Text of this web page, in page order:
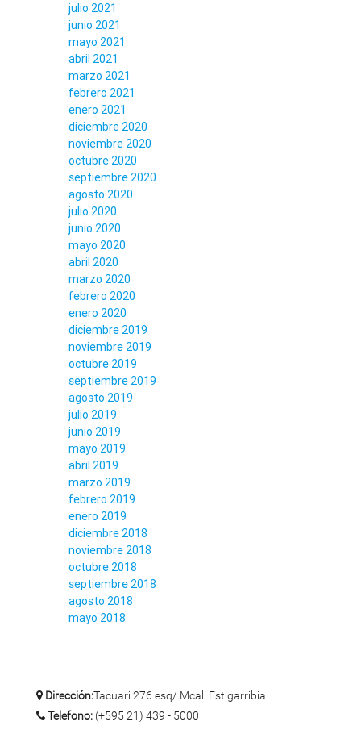
julio 2021
junio 2021
mayo 2021
abril 2021
marzo 2021
febrero 2021
enero 2021
diciembre 2020
noviembre 2020
octubre 2020
septiembre 2020
agosto 2020
julio 2020
junio 2020
mayo 2020
abril 2020
marzo 2020
febrero 2020
enero 2020
diciembre 2019
noviembre 2019
octubre 2019
septiembre 2019
agosto 2019
julio 2019
junio 2019
mayo 2019
abril 2019
marzo 2019
febrero 2019
enero 2019
diciembre 2018
noviembre 2018
octubre 2018
septiembre 2018
agosto 2018
mayo 2018
Dirección:Tacuari 276 esq/ Mcal. Estigarribia
Telefono:(+595 21) 439 - 5000